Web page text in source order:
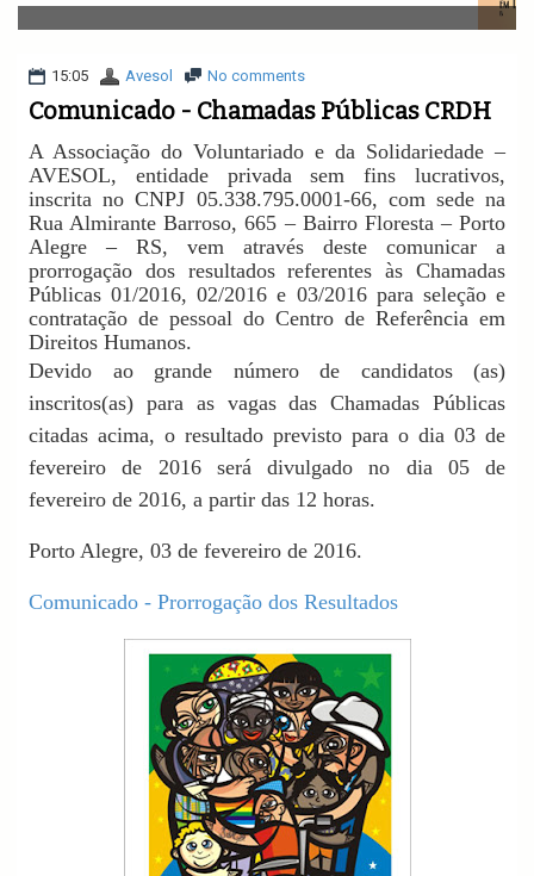
v
i
a
i
n
15:05 Avesol No comments
Comunicado - Chamadas Públicas CRDH
A Associação do Voluntariado e da Solidariedade –
AVESOL, entidade privada sem fins lucrativos,
inscrita no CNPJ 05.338.795.0001-66, com sede na
Rua Almirante Barroso, 665 – Bairro Floresta – Porto
Alegre – RS, vem através deste comunicar a
prorrogação dos resultados referentes às Chamadas
Públicas 01/2016, 02/2016 e 03/2016 para seleção e
contratação de pessoal do Centro de Referência em
Direitos Humanos.
Devido ao grande número de candidatos (as)
inscritos(as) para as vagas das Chamadas Públicas
citadas acima, o resultado previsto para o dia 03 de
fevereiro de 2016 será divulgado no dia 05 de
fevereiro de 2016, a partir das 12 horas.
Porto Alegre, 03 de fevereiro de 2016.
Comunicado - Prorrogação dos Resultados